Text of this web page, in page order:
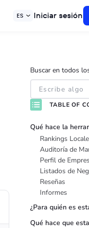
ES Iniciar sesión
Buscar en todos
TABLE OF
Qué hace la
Rankings
Auditoría de
Perfil de
Listados de
Reseñas
Informes
¿Para quién es
Qué hace que